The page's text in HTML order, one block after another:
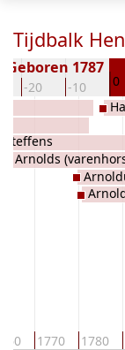
Tijdbalk
-20 -10 0
Geboren 1787
1770 1780
Steffens
Arnolds